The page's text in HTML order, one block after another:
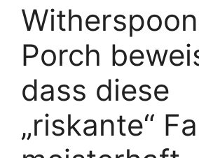
Porch
dass diese
„riskante“